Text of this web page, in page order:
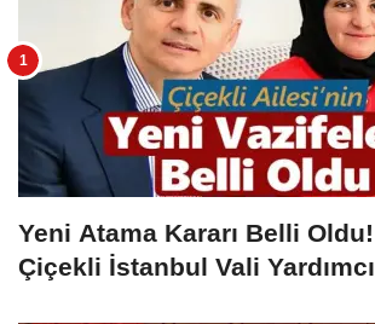
Yeni Atama Kararı Belli
Çiçekli İstanbul Vali